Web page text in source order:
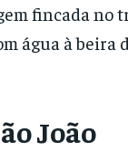
fincada
água à beira
João